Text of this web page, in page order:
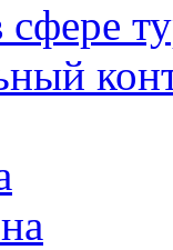
сфере